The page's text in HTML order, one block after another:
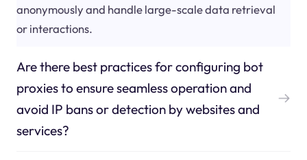
anonymously and handle large-scale data retrieval
or interactions.
Are there best practices for configuring bot
proxies to ensure seamless operation and
avoid IP bans or detection by websites and
services?